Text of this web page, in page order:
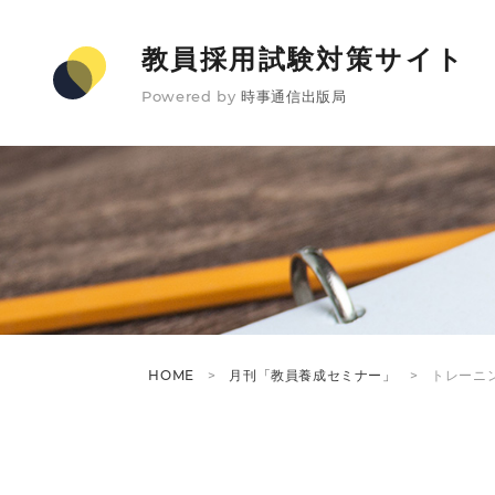
教員採用試験対策サイト
Powered by 時事通信出版局
HOME 月刊「教員養成セミナー」 トレーニ